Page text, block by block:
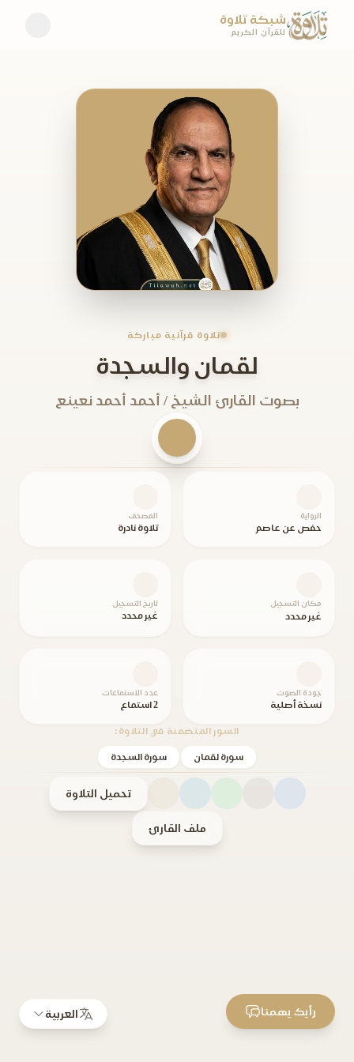
شبكة تلاوة
للقرآن الكريم
تلاوة قرآنية مباركة
لقمان والسجدة
بصوت القارئ الشيخ / أحمد أحمد نعينع
الرواية
حفص عن عاصم
المصحف
تلاوة نادرة
مكان التسجيل
غير محدد
تاريخ التسجيل
غير محدد
جودة الصوت
نسخة أصلية
عدد الاستماعات
2 استماع
السور المتضمنة في التلاوة:
سورة لقمان سورة السجدة
تحميل التلاوة
ملف القارئ
العربية رأيك يهمنا